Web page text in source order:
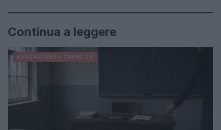
Continua a leggere
EDUCAZIONE E CRESCITA